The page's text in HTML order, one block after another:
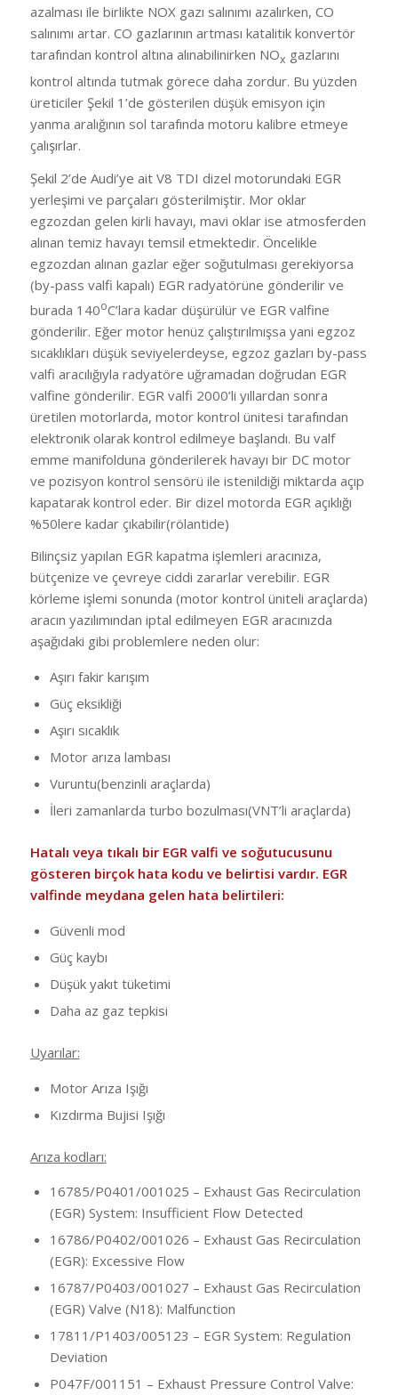
azalması ile birlikte NOX gazı salınımı azalırken, CO
salınımı artar. CO gazlarının artması katalitik konvertör
tarafından kontrol altına alınabilinirken NOx gazlarını
kontrol altında tutmak görece daha zordur. Bu yüzden
üreticiler Şekil 1’de gösterilen düşük emisyon için
yanma aralığının sol tarafında motoru kalibre etmeye
çalışırlar.
Şekil 2’de Audi’ye ait V8 TDI dizel motorundaki EGR
yerleşimi ve parçaları gösterilmiştir. Mor oklar
egzozdan gelen kirli havayı, mavi oklar ise atmosferden
alınan temiz havayı temsil etmektedir. Öncelikle
egzozdan alınan gazlar eğer soğutulması gerekiyorsa
(by-pass valfi kapalı) EGR radyatörüne gönderilir ve
burada 140oC’lara kadar düşürülür ve EGR valfine
gönderilir. Eğer motor henüz çalıştırılmışsa yani egzoz
sıcaklıkları düşük seviyelerdeyse, egzoz gazları by-pass
valfi aracılığıyla radyatöre uğramadan doğrudan EGR
valfine gönderilir. EGR valfi 2000’li yıllardan sonra
üretilen motorlarda, motor kontrol ünitesi tarafından
elektronik olarak kontrol edilmeye başlandı. Bu valf
emme manifolduna gönderilerek havayı bir DC motor
ve pozisyon kontrol sensörü ile istenildiği miktarda açıp
kapatarak kontrol eder. Bir dizel motorda EGR açıklığı
%50lere kadar çıkabilir(rölantide)
Bilinçsiz yapılan EGR kapatma işlemleri aracınıza,
bütçenize ve çevreye ciddi zararlar verebilir. EGR
körleme işlemi sonunda (motor kontrol üniteli araçlarda)
aracın yazılımından iptal edilmeyen EGR aracınızda
aşağıdaki gibi problemlere neden olur:
Aşırı fakir karışım
Güç eksikliği
Aşırı sıcaklık
Motor arıza lambası
Vuruntu(benzinli araçlarda)
İleri zamanlarda turbo bozulması(VNT’li araçlarda)
Hatalı veya tıkalı bir EGR valfi ve soğutucusunu
gösteren birçok hata kodu ve belirtisi vardır. EGR
valfinde meydana gelen hata belirtileri:
Güvenli mod
Güç kaybı
Düşük yakıt tüketimi
Daha az gaz tepkisi
Uyarılar:
Motor Arıza Işığı
Kızdırma Bujisi Işığı
Arıza kodları:
16785/P0401/001025 – Exhaust Gas Recirculation
(EGR) System: Insufficient Flow Detected
16786/P0402/001026 – Exhaust Gas Recirculation
(EGR): Excessive Flow
16787/P0403/001027 – Exhaust Gas Recirculation
(EGR) Valve (N18): Malfunction
17811/P1403/005123 – EGR System: Regulation
Deviation
P047F/001151 – Exhaust Pressure Control Valve: